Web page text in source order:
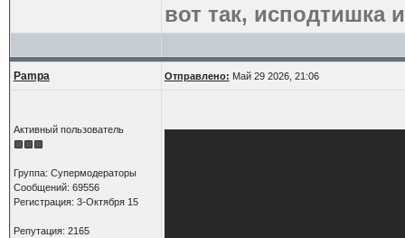
вот так, исподтишка
Pampa Отправлено: Май 29 2026, 21:06
Активный пользователь
Группа: Супермодераторы
Сообщений: 69556
Регистрация: 3-Октября 15
Репутация: 2165